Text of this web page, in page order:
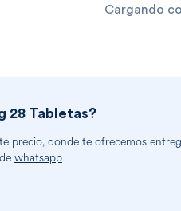
Cargando
28 Tabletas?
precio, donde te ofrecemos
whatsapp